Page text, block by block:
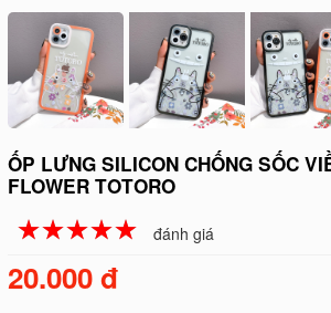
ỐP LƯNG SILICON CHỐNG SỐC
FLOWER TOTORO
☆☆☆☆☆
★★★★★ đánh giá
20.000 đ